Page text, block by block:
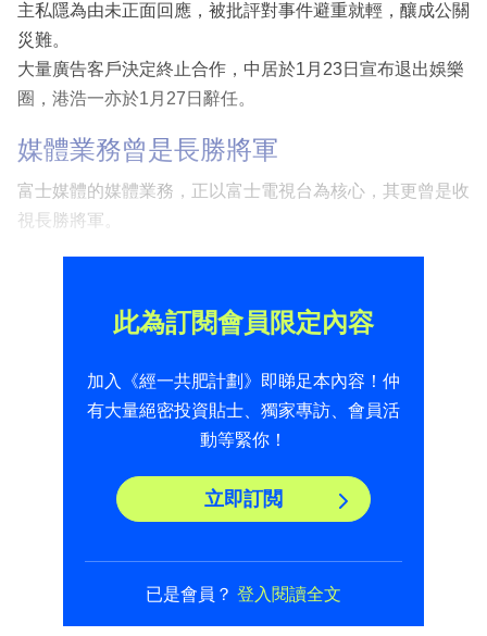
主私隱為由未正面回應，被批評對事件避重就輕，釀成公關
災難。
大量廣告客戶決定終止合作，中居於1月23日宣布退出娛樂
圈，港浩一亦於1月27日辭任。
媒體業務曾是長勝將軍
富士媒體的媒體業務，正以富士電視台為核心，其更曾是收
視長勝將軍。
此為訂閱會員限定內容
加入《經一共肥計劃》即睇足本內容！仲
有大量絕密投資貼士、獨家專訪、會員活
動等緊你！
立即訂閲
已是會員？ 登入閱讀全文